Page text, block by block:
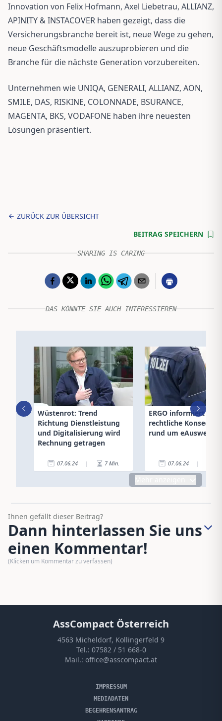
Innovation von Felix Hofmann, Axel Liebetrau, ALLIANZ,
APINITY & INSTACOVER haben gezeigt, dass die
Versicherungsbranche bereit ist, neue Wege zu gehen,
neue Geschäftsmodelle auszuprobieren und die
Branche für die nächste Generation vorzubereiten.
Unternehmen wie UNIQA, GENERALI, ALLIANZ, AON,
SMILE, DAS, RISKINE, COLONNADE, BSURANCE,
MAGENTA, BKS, VODAFONE haben ihre neuesten
Lösungen präsentiert.
ZURÜCK ZUR ÜBERSICHT
BEITRAG SPEICHERN
SHARING IS CARING
DAS KÖNNTE SIE AUCH INTERESSIEREN
Wüstenrot: Trend
Richtung Dienstleistung
und Digitalisierung wird
Rechnung getragen
07.06.24 | 7 Min.
ERGO informiert über
rechtliche
rund um eAusweise
07.06.24 |
Ihnen gefällt dieser Beitrag?
Dann hinterlassen Sie uns
einen Kommentar!
(Klicken um Kommentar zu verfassen)
AssCompact Österreich
4563 Micheldorf, Kollingerfeld 9
Tel.: 07582 / 51 668-0
Mail.: office@asscompact.at
IMPRESSUM
MEDIADATEN
BEGEHRENSANTRAG